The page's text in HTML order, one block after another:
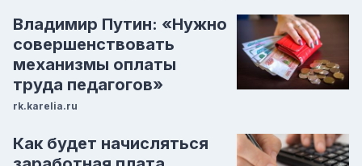
Владимир Путин: «Нужно
совершенствовать
механизмы оплаты
труда педагогов»
rk.karelia.ru
Как будет начисляться